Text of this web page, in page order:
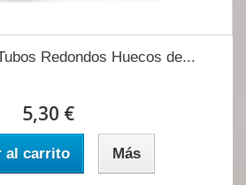
Redondos Huecos de...
5,30 €
al carrito Más